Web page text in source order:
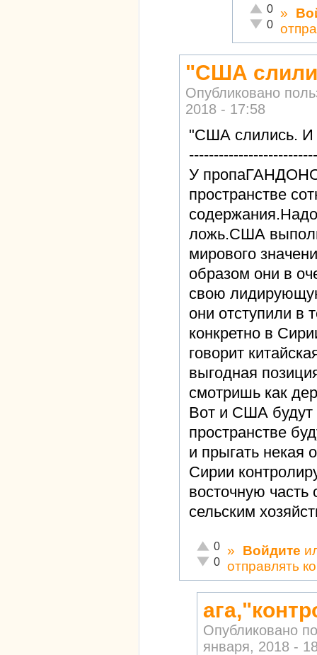
Отлично!
0
Неадекватно!
0
»
"США
Опубликовано
2018 - 17:58
"США слились. И
У
пространстве
ложь.США
мирового
образом они в
свою
они отступили в
конкретно в
говорит
выгодная
смотришь как
Вот и США будут
пространстве
и прыгать некая
Сирии
восточную
сельским
Отлично!
0
Неадекватно!
0
» Войдите
отправлять
Опубликовано
января, 2018 -